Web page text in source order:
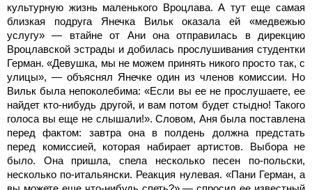
культурную жизнь маленького Вроцлава. А тут еще самая
близкая подруга Янечка Вильк оказала ей «медвежью
услугу» — втайне от Ани она отправилась в дирекцию
Вроцлавской эстрады и добилась прослушивания студентки
Герман. «Девушка, мы не можем принять никого просто так, с
улицы», — объяснял Янечке один из членов комиссии. Но
Вильк была непоколебима: «Если вы ее не прослушаете, ее
найдет кто-нибудь другой, и вам потом будет стыдно! Такого
голоса вы еще не слышали!». Словом, Аня была поставлена
перед фактом: завтра она в полдень должна предстать
перед комиссией, которая набирает артистов. Выбора не
было. Она пришла, спела несколько песен по-польски,
несколько по-итальянски. Реакция нулевая. «Пани Герман, а